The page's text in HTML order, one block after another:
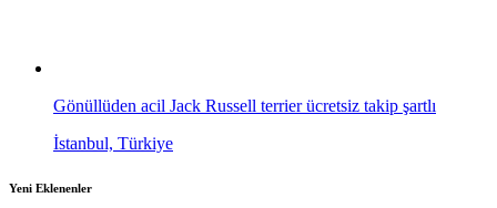
Gönüllüden acil Jack Russell terrier ücretsiz takip şartlı
İstanbul, Türkiye
Yeni Eklenenler